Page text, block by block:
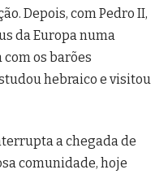
Depois, com Pedro II,
da Europa numa
os barões
hebraico e visitou
a chegada de
comunidade, hoje